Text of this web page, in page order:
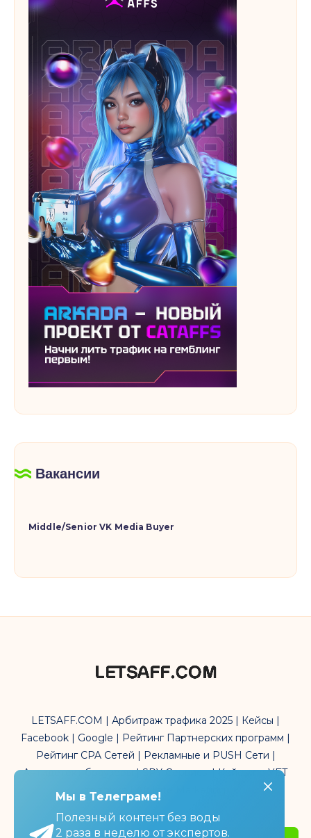
Вакансии
Middle/Senior VK Media Buyer
LETSAFF.COM | Арбитраж трафика 2025 | Кейсы |
Facebook | Google | Рейтинг Партнерских программ |
Рейтинг CPA Сетей | Рекламные и PUSH Сети |
Антидетект браузеры | SPY Сервисы | Кейсы по УБТ
трафика | Affiliate Marketing
Мы в Телеграме!
Полезный контент без воды
2 раза в неделю от экспертов.
Мы в Телеграме!
Полезный контент без воды
2 раза в неделю от экспертов.